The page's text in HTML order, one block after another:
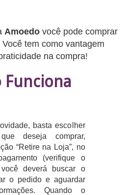
Amoedo você pode comprar
tem como vantagem
na compra!
Funciona
basta escolher
deseja comprar,
“Retire na Loja”, no
(verifique o
deverá buscar o
o pedido e aguardar
Quando o